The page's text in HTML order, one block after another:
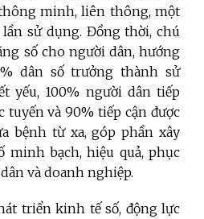
minh, liên thông, một
sử dụng. Đồng thời, chú
số cho người dân, hướng
dân số trưởng thành sử
yếu, 100% người dân tiếp
tuyến và 90% tiếp cận được
bệnh từ xa, góp phần xây
minh bạch, hiệu quả, phục
và doanh nghiệp.
triển kinh tế số, động lực